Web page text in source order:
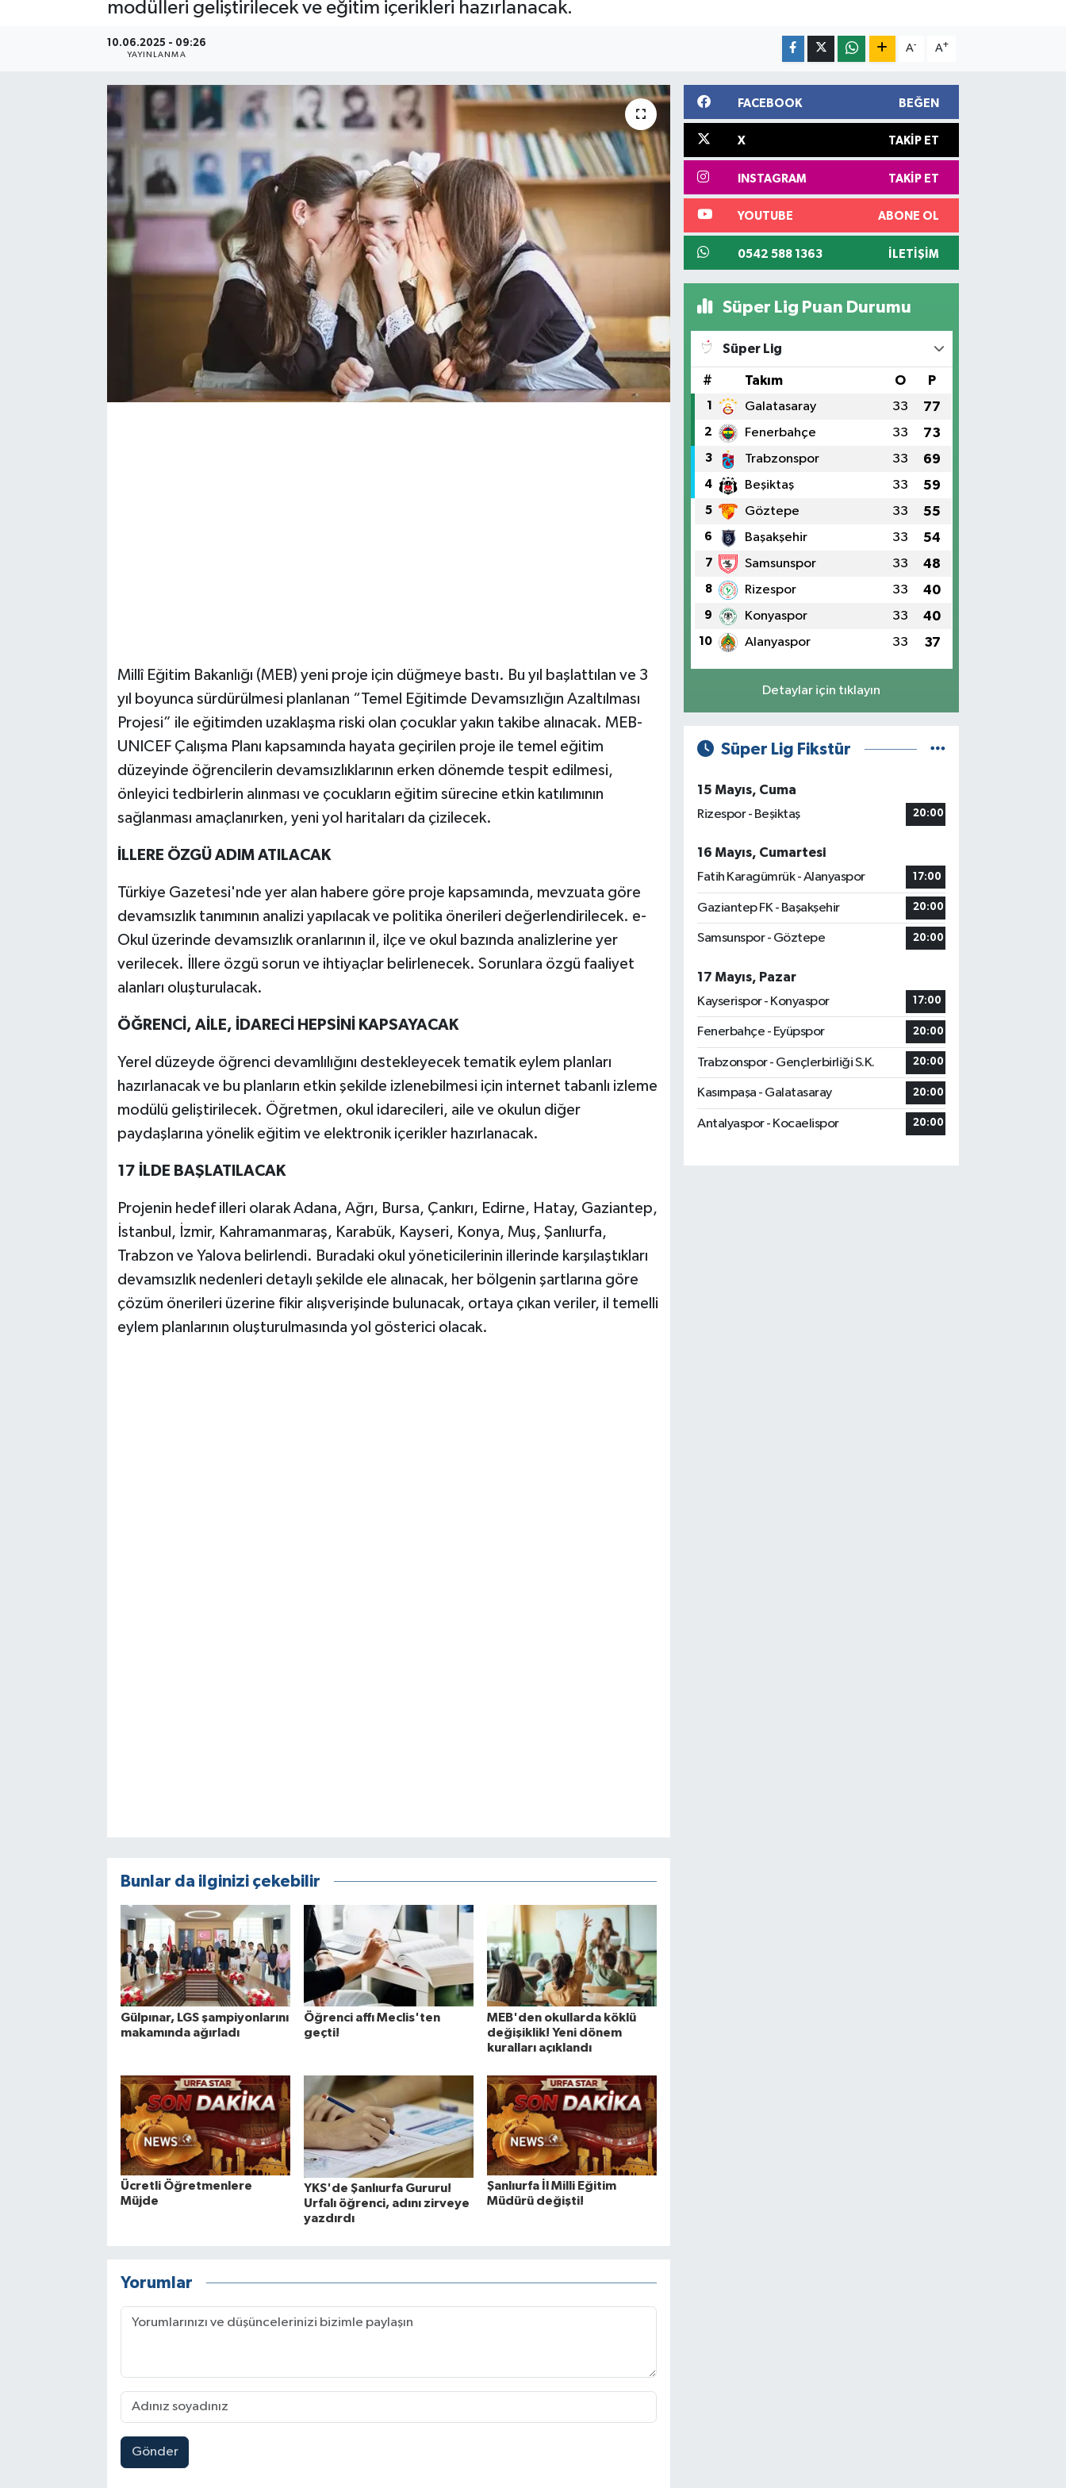
modülleri geliştirilecek ve eğitim içerikleri hazırlanacak.
10.06.2025 - 09:26
YAYINLANMA
A- A+
Millî Eğitim Bakanlığı (MEB) yeni proje için düğmeye bastı. Bu yıl başlattılan ve 3
yıl boyunca sürdürülmesi planlanan “Temel Eğitimde Devamsızlığın Azaltılması
Projesi” ile eğitimden uzaklaşma riski olan çocuklar yakın takibe alınacak. MEB-
UNICEF Çalışma Planı kapsamında hayata geçirilen proje ile temel eğitim
düzeyinde öğrencilerin devamsızlıklarının erken dönemde tespit edilmesi,
önleyici tedbirlerin alınması ve çocukların eğitim sürecine etkin katılımının
sağlanması amaçlanırken, yeni yol haritaları da çizilecek.
İLLERE ÖZGÜ ADIM ATILACAK
Türkiye Gazetesi'nde yer alan habere göre proje kapsamında, mevzuata göre
devamsızlık tanımının analizi yapılacak ve politika önerileri değerlendirilecek. e-
Okul üzerinde devamsızlık oranlarının il, ilçe ve okul bazında analizlerine yer
verilecek. İllere özgü sorun ve ihtiyaçlar belirlenecek. Sorunlara özgü faaliyet
alanları oluşturulacak.
ÖĞRENCİ, AİLE, İDARECİ HEPSİNİ KAPSAYACAK
Yerel düzeyde öğrenci devamlılığını destekleyecek tematik eylem planları
hazırlanacak ve bu planların etkin şekilde izlenebilmesi için internet tabanlı izleme
modülü geliştirilecek. Öğretmen, okul idarecileri, aile ve okulun diğer
paydaşlarına yönelik eğitim ve elektronik içerikler hazırlanacak.
17 İLDE BAŞLATILACAK
Projenin hedef illeri olarak Adana, Ağrı, Bursa, Çankırı, Edirne, Hatay, Gaziantep,
İstanbul, İzmir, Kahramanmaraş, Karabük, Kayseri, Konya, Muş, Şanlıurfa,
Trabzon ve Yalova belirlendi. Buradaki okul yöneticilerinin illerinde karşılaştıkları
devamsızlık nedenleri detaylı şekilde ele alınacak, her bölgenin şartlarına göre
çözüm önerileri üzerine fikir alışverişinde bulunacak, ortaya çıkan veriler, il temelli
eylem planlarının oluşturulmasında yol gösterici olacak.
Bunlar da ilginizi çekebilir
Gülpınar, LGS şampiyonlarını
makamında ağırladı
Öğrenci affı Meclis'ten
geçti!
MEB'den okullarda köklü
değişiklik! Yeni dönem
kuralları açıklandı
Ücretli Öğretmenlere
Müjde
YKS'de Şanlıurfa Gururu!
Urfalı öğrenci, adını zirveye
yazdırdı
Şanlıurfa İl Milli Eğitim
Müdürü değişti!
Yorumlar
Gönder
FACEBOOK BEĞEN
X TAKIP ET
INSTAGRAM TAKIP ET
YOUTUBE ABONE OL
0542 588 1363 İLETIŞIM
Süper Lig Puan Durumu
Süper Lig
# Takım O P
1 Galatasaray 33 77
2 Fenerbahçe 33 73
3 Trabzonspor 33 69
4 Beşiktaş 33 59
5 Göztepe 33 55
6 Başakşehir 33 54
7 Samsunspor 33 48
8 Rizespor 33 40
9 Konyaspor 33 40
10 Alanyaspor 33 37
Detaylar için tıklayın
Süper Lig Fikstür
15 Mayıs, Cuma
Rizespor - Beşiktaş
20:00
16 Mayıs, Cumartesi
Fatih Karagümrük - Alanyaspor
17:00
Gaziantep FK - Başakşehir 20:00
Samsunspor - Göztepe 20:00
17 Mayıs, Pazar
Kayserispor - Konyaspor
17:00
Fenerbahçe - Eyüpspor 20:00
Trabzonspor - Gençlerbirliği S.K. 20:00
Kasımpaşa - Galatasaray 20:00
Antalyaspor - Kocaelispor 20:00